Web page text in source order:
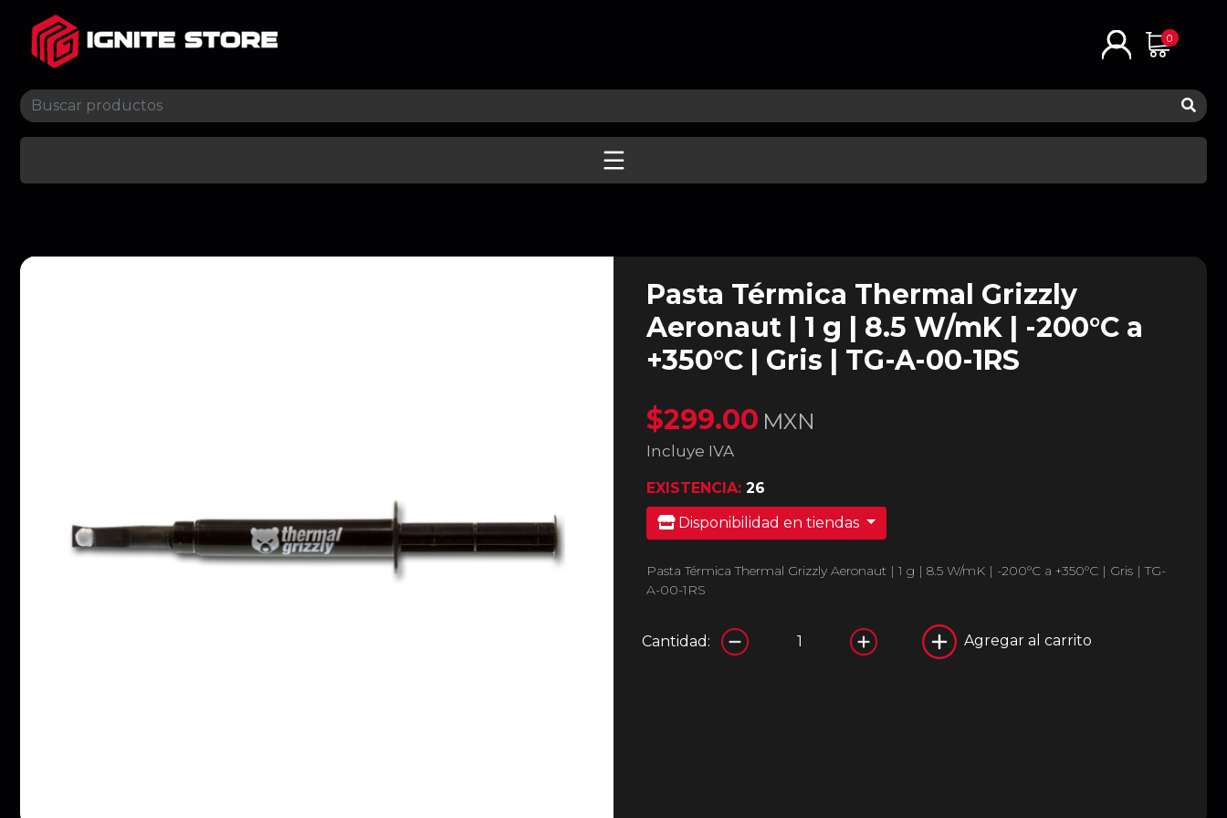
0
Pasta Térmica Thermal Grizzly
Aeronaut | 1 g | 8.5 W/mK | -200°C a
+350°C | Gris | TG-A-00-1RS
$299.00 MXN
Incluye IVA
EXISTENCIA: 26
Disponibilidad en tiendas
Pasta Térmica Thermal Grizzly Aeronaut | 1 g | 8.5 W/mK | -200°C a +350°C | Gris | TG-
A-00-1RS
Cantidad: Agregar al carrito